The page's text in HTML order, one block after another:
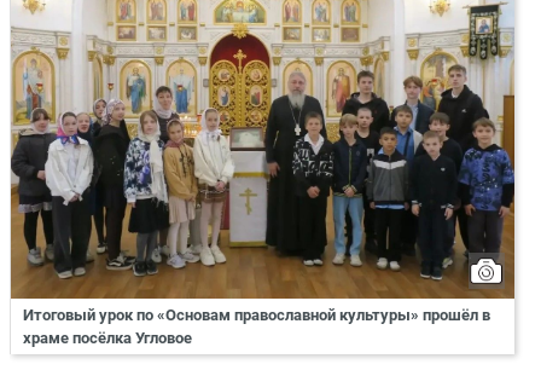
Итоговый урок по «Основам православной культуры» прошёл в
храме посёлка Угловое